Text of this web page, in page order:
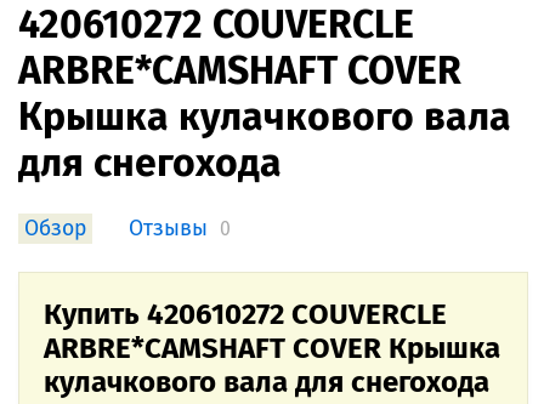
420610272 COUVERCLE
ARBRE*CAMSHAFT COVER
Крышка кулачкового вала
для снегохода
Обзор Отзывы 0
Купить 420610272 COUVERCLE
ARBRE*CAMSHAFT COVER Крышка
кулачкового вала для снегохода